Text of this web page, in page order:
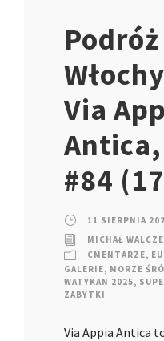
Via
Antica,
#84
11 SIERPNIA
MICHAŁ
CMENTARZE,
GALERIE, MORZE
WATYKAN 2025,
ZABYTKI
Via Appia Antica